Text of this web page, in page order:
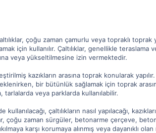
çoğu zaman çamurlu veya topraklı toprak
için kullanılır. Çaltılıklar, genellikle teraslama
veya yükseltilmesine izin vermektedir.
kazıkların arasına toprak konularak yapılır.
bir bütünlük sağlamak için toprak
tarlalarda veya parklarda kullanılabilir.
çaltılıkların nasıl yapılacağı,
çoğu zaman sürgüler, betonarme çerçeve,
karşı korumaya alınmış veya dayanıklı